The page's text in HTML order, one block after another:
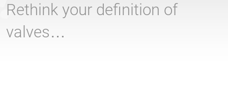
Rethink your definition of
valves…